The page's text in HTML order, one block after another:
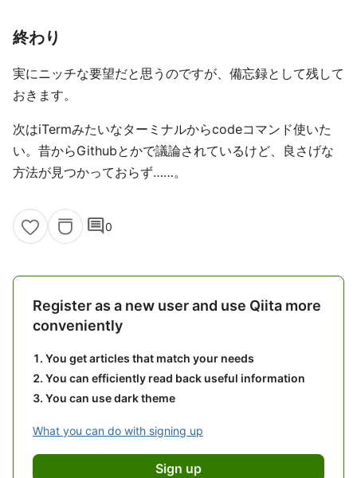
終わり
実にニッチな要望だと思うのですが、備忘録として残して
おきます。
次はiTermみたいなターミナルからcodeコマンド使いた
い。昔からGithubとかで議論されているけど、良さげな
方法が見つかっておらず……。
comment0
Register as a new user and use Qiita more
conveniently
You get articles that match your needs
You can efficiently read back useful information
You can use dark theme
What you can do with signing up
Sign up